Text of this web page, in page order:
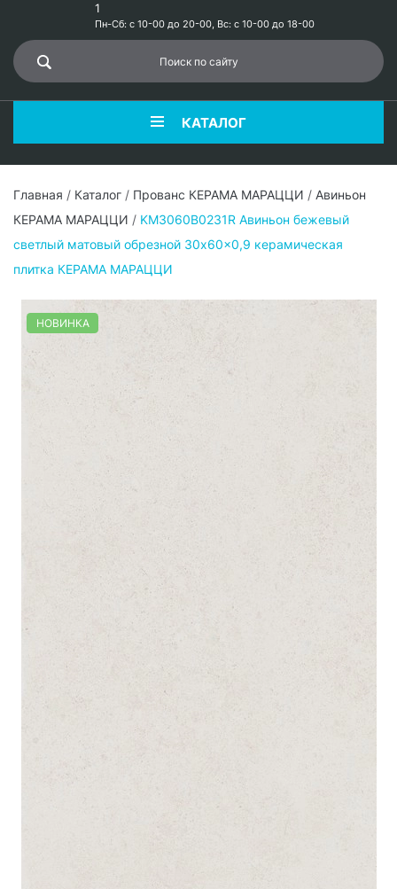
1
Пн-Сб: с 10-00 до 20-00, Вс: с 10-00 до 18-00
КАТАЛОГ
Главная / Каталог / Прованс КЕРАМА МАРАЦЦИ / Авиньон
КЕРАМА МАРАЦЦИ / KM3060B0231R Авиньон бежевый
светлый матовый обрезной 30x60x0,9 керамическая
плитка КЕРАМА МАРАЦЦИ
НОВИНКА